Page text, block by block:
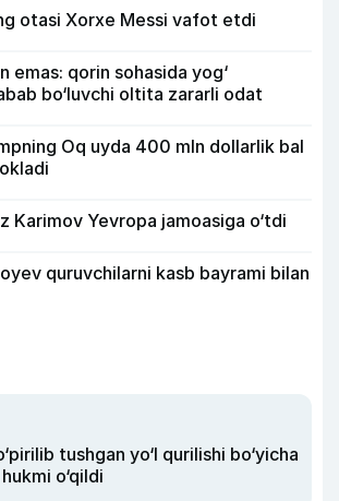
otasi Xorxe Messi vafot etdi
emas: qorin sohasida yog‘
bo‘luvchi oltita zararli odat
Oq uyda 400 mln dollarlik bal
Karimov Yevropa jamoasiga o‘tdi
quruvchilarni kasb bayrami bilan
tushgan yo‘l qurilishi bo‘yicha
o‘qildi